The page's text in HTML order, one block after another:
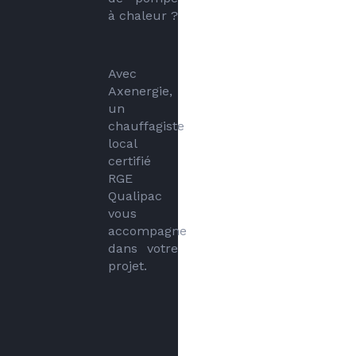
à chaleur ?
Avec
Axenergie,
un
chauffagiste
local
certifié
RGE
Qualipac
vous
accompagne
dans votre
projet.